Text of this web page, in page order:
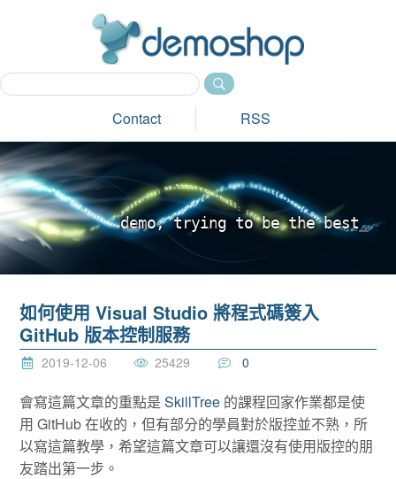
Contact RSS
demo, trying to be the best_
如何使用 Visual Studio 將程式碼簽入
GitHub 版本控制服務
2019-12-06 25429 0
會寫這篇文章的重點是SkillTree 的課程回家作業都是使
用 GitHub 在收的，但有部分的學員對於版控並不熟，所
以寫這篇教學，希望這篇文章可以讓還沒有使用版控的朋
友踏出第一步。